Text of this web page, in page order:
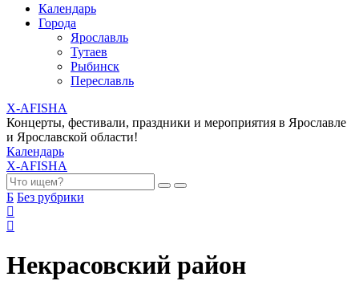
Календарь
Города
Ярославль
Тутаев
Рыбинск
Переславль
X-AFISHA
Концерты, фестивали, праздники и мероприятия в Ярославле
и Ярославской области!
Календарь
X-AFISHA
Б Без рубрики
Некрасовский район